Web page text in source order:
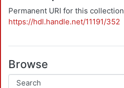
Permanent URI for this collection
https://hdl.handle.net/11191/352
Browse